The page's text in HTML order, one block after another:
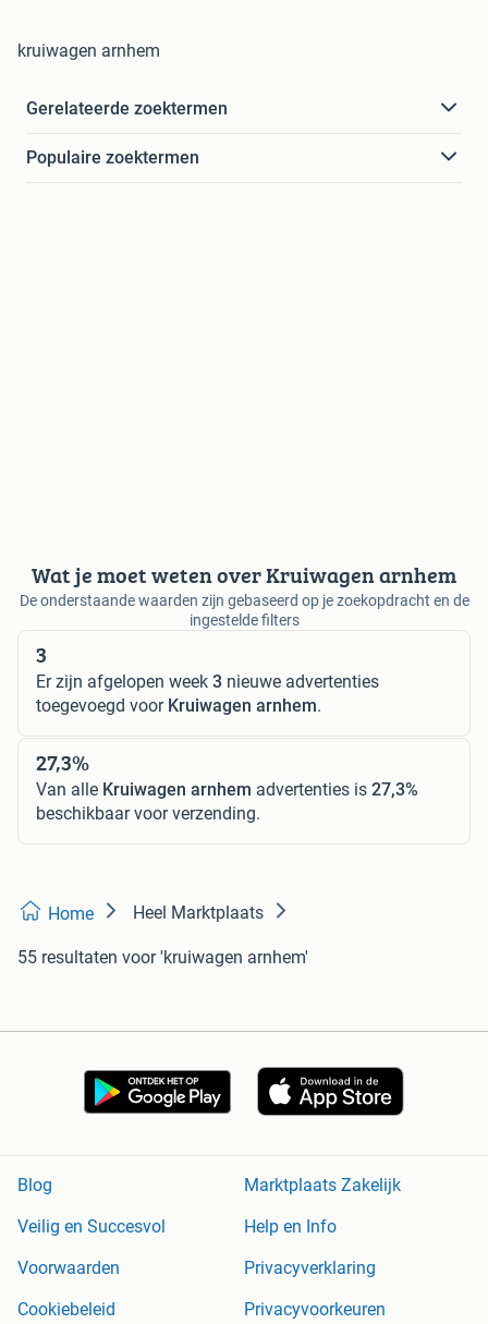
kruiwagen arnhem
Gerelateerde zoektermen
Populaire zoektermen
Wat je moet weten over Kruiwagen arnhem
De onderstaande waarden zijn gebaseerd op je zoekopdracht en de
ingestelde filters
3
Er zijn afgelopen week 3 nieuwe advertenties
toegevoegd voor Kruiwagen arnhem.
27,3%
Van alle Kruiwagen arnhem advertenties is 27,3%
beschikbaar voor verzending.
Home Heel Marktplaats
55 resultaten voor 'kruiwagen arnhem'
Blog
Marktplaats Zakelijk
Veilig en Succesvol
Help en Info
Voorwaarden
Privacyverklaring
Cookiebeleid
Privacyvoorkeuren